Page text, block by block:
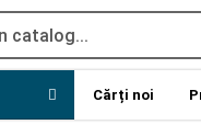
Cărți noi